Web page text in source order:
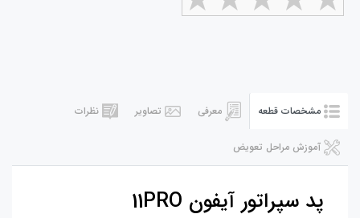
مشخصات قطعه معرفی تصاویر نظرات
آموزش مراحل تعویض
پد سپراتور آیفون 11PRO